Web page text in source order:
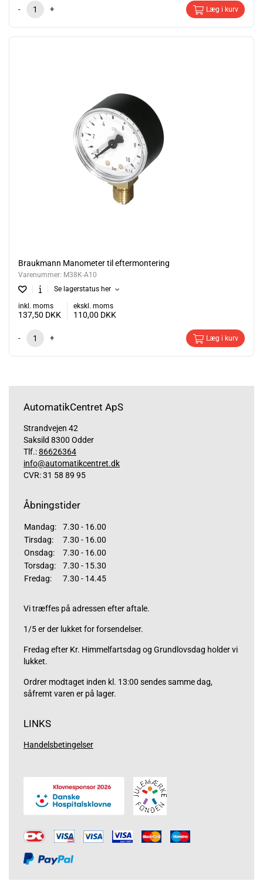
- + Læg i kurv
Braukmann Manometer til eftermontering
Varenummer: M38K-A10
Se lagerstatus her
inkl. moms
137,50 DKK
ekskl. moms
110,00 DKK
- + Læg i kurv
AutomatikCentret ApS
Strandvejen 42
Saksild 8300 Odder
Tlf.:86626364
info@automatikcentret.dk
CVR: 31 58 89 95
Åbningstider
Mandag:
7.30 - 16.00
Tirsdag:
7.30 - 16.00
Onsdag:
7.30 - 16.00
Torsdag:
7.30 - 15.30
Fredag:
7.30 - 14.45
Vi træffes på adressen efter aftale.
1/5 er der lukket for forsendelser.
Fredag efter Kr. Himmelfartsdag og Grundlovsdag holder vi
lukket.
Ordrer modtaget inden kl. 13:00 sendes samme dag,
såfremt varen er på lager.
LINKS
Handelsbetingelser